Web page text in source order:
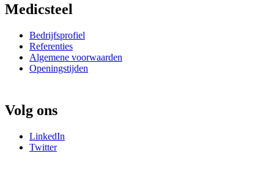
Medicsteel
Bedrijfsprofiel
Referenties
Algemene voorwaarden
Openingstijden
Volg ons
LinkedIn
Twitter